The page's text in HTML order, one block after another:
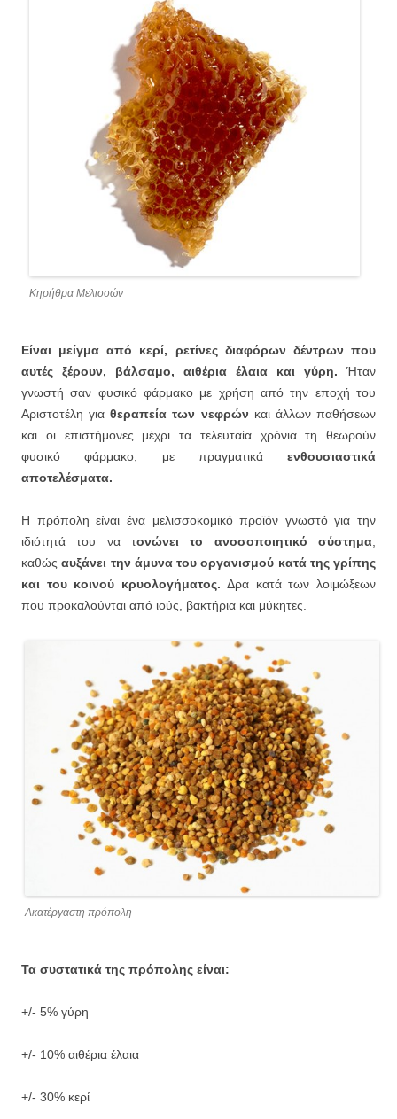
Κηρήθρα Μελισσών
Είναι μείγμα από κερί, ρετίνες διαφόρων δέντρων που
αυτές ξέρουν, βάλσαμο, αιθέρια έλαια και γύρη. Ήταν
γνωστή σαν φυσικό φάρμακο με χρήση από την εποχή του
Αριστοτέλη γιαθεραπεία των νεφρών και άλλων παθήσεων
και οι επιστήμονες μέχρι τα τελευταία χρόνια τη θεωρούν
φυσικό φάρμακο, με πραγματικά ενθουσιαστικά
αποτελέσματα.
Η πρόπολη είναι ένα μελισσοκομικό προϊόν γνωστό για την
ιδιότητά του να τονώνει το ανοσοποιητικό σύστημα
καθώςαυξάνει την άμυνα του οργανισμού κατά της γρίπης
και του κοινού κρυολογήματος. Δρα κατά των λοιμώξεων
που προκαλούνται από ιούς, βακτήρια και μύκητες.
Ακατέργαστη πρόπολη
Τα συστατικά της πρόπολης είναι:
+/- 5% γύρη
+/- 10% αιθέρια έλαια
+/- 30% κερί